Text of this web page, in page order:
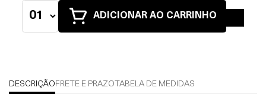
ADICIONAR AO CARRINHO
DESCRIÇÃO FRETE E PRAZOTABELA DE MEDIDAS